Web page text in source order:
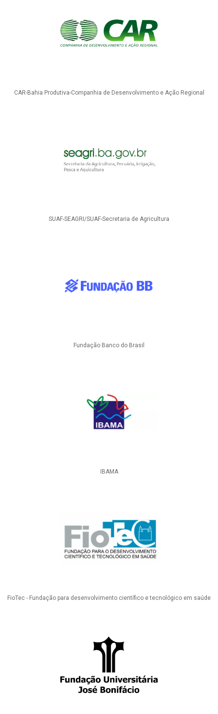
CAR-Bahia Produtiva-Companhia de Desenvolvimento e Ação Regional
SUAF-SEAGRI/SUAF-Secretaria de Agricultura
Fundação Banco do Brasil
IBAMA
FioTec - Fundação para desenvolvimento científico e tecnológico em saúde